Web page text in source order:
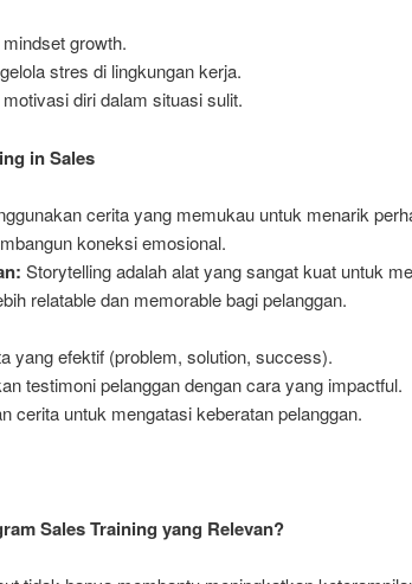
growth.
stres di lingkungan kerja.
diri dalam situasi sulit.
in Sales
cerita yang memukau untuk menarik
koneksi emosional.
Storytelling adalah alat yang sangat kuat untuk
relatable dan memorable bagi pelanggan.
yang efektif (problem, solution, success).
testimoni pelanggan dengan cara yang impactful.
cerita untuk mengatasi keberatan pelanggan.
Sales Training yang Relevan?